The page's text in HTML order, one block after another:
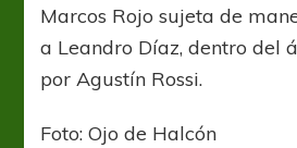
Marcos Rojo sujeta de
a Leandro Díaz, dentro del
por Agustín Rossi.
Foto: Ojo de Halcón